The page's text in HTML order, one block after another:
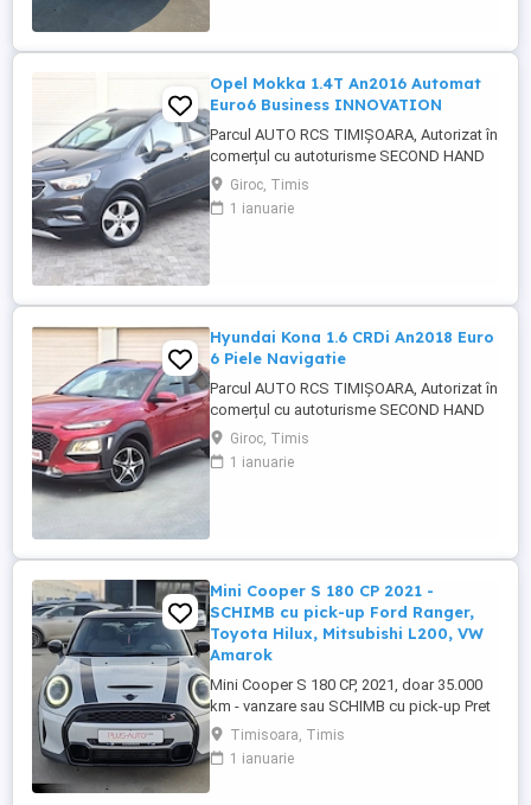
Opel Mokka 1.4T An2016 Automat
Euro6 Business INNOVATION
Parcul AUTO RCS TIMIȘOARA, Autorizat în
comerțul cu autoturisme SECOND HAND
IMPORT, - LIVRARE GRATUITA LA
DOMICILIUL CLIENTULUI -VĂ OFERIM PE
LOC : -Factura se va emite in lei la cursul
Giroc, Timis
1 ianuarie
Hyundai Kona 1.6 CRDi An2018 Euro
6 Piele Navigatie
Parcul AUTO RCS TIMIȘOARA, Autorizat în
comerțul cu autoturisme SECOND HAND
IMPORT, - LIVRARE GRATUITĂ LA
DOMICILIUL CLIENTULUI (200KM) -
Factura se va emite în lei la cursul de
Giroc, Timis
1 ianuarie
Mini Cooper S 180 CP 2021 -
SCHIMB cu pick-up Ford Ranger,
Toyota Hilux, Mitsubishi L200, VW
Amarok
Mini Cooper S 180 CP, 2021, doar 35.000
km - vanzare sau SCHIMB cu pick-up Pret
evaluare: 20.000 EUR + TVA - negociabil in
limite rezonabile. Accept SCHIMB cu pick-
up - Ford Ranger, Toyota Hilux, Mitsubishi
Timisoara, Timis
1 ianuarie